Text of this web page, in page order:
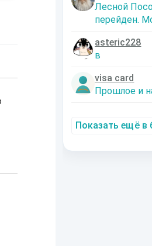
Лесной
перейден.
asteric228
в
visa card
Прошлое и
Показать ещё в